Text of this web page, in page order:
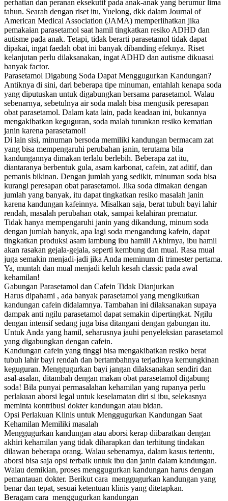
perhatian dan peranan eksekutif pada anak-anak yang berumur lima
tahun. Searah dengan riset itu, Yuelong, dkk dalam Journal of
American Medical Association (JAMA) memperlihatkan jika
pemakaian parasetamol saat hamil tingkatkan resiko ADHD dan
autisme pada anak. Tetapi, tidak berarti parasetamol tidak dapat
dipakai, ingat faedah obat ini banyak dibanding efeknya. Riset
kelanjutan perlu dilaksanakan, ingat ADHD dan autisme dikuasai
banyak factor.
Parasetamol Digabung Soda Dapat Menggugurkan Kandungan?
Antiknya di sini, dari beberapa tipe minuman, entahlah kenapa soda
yang diputuskan untuk digabungkan bersama parasetamol. Walau
sebenarnya, sebetulnya air soda malah bisa mengusik peresapan
obat parasetamol. Dalam kata lain, pada keadaan ini, bukannya
mengakibatkan keguguran, soda malah turunkan resiko kematian
janin karena parasetamol!
Di lain sisi, minuman bersoda memiliki kandungan bermacam zat
yang bisa mempengaruhi perubahan janin, terutama bila
kandungannya dimakan terlalu berlebih. Beberapa zat itu,
diantaranya berbentuk gula, asam karbonat, cafein, zat aditif, dan
pemanis bikinan. Dengan jumlah yang sedikit, minuman soda bisa
kurangi peresapan obat parasetamol. Jika soda dimakan dengan
jumlah yang banyak, itu dapat tingkatkan resiko masalah janin
karena kandungan kafeinnya. Misalkan saja, berat tubuh bayi lahir
rendah, masalah perubahan otak, sampai kelahiran prematur.
Tidak hanya mempengaruhi janin yang dikandung, minum soda
dengan jumlah banyak, apa lagi soda mengandung kafein, dapat
tingkatkan produksi asam lambung ibu hamil! Akhirnya, ibu hamil
akan rasakan gejala-gejala, seperti kembung dan mual. Rasa mual
juga semakin menjadi-jadi jika Anda meminum di trimester pertama.
Ya, muntah dan mual menjadi keluh kesah classic pada awal
kehamilan!
Gabungan Parasetamol dan Cafein Tidak Dianjurkan
Harus dipahami , ada banyak parasetamol yang mengikutkan
kandungan cafein didalamnya. Tambahan ini dilaksanakan supaya
dampak anti ngilu parasetamol dapat semakin dipertingkat. Ngilu
dengan intensif sedang juga bisa ditangani dengan gabungan itu.
Untuk Anda yang hamil, seharusnya jauhi penyeleksian parasetamol
yang digabungkan dengan cafein.
Kandungan cafein yang tinggi bisa mengakibatkan resiko berat
tubuh lahir bayi rendah dan bertambahnya terjadinya kemungkinan
keguguran. Menggugurkan bayi jangan dilaksanakan sendiri dan
asal-asalan, ditambah dengan makan obat parasetamol digabung
soda! Bila punyai permasalahan kehamilan yang rupanya perlu
perlakuan aborsi legal untuk keselamatan diri si ibu, selekasnya
meminta kontribusi dokter kandungan atau bidan.
Opsi Perlakuan Klinis untuk Menggugurkan Kandungan Saat
Kehamilan Memiliki masalah
Menggugurkan kandungan atau aborsi kerap diibaratkan dengan
akhiri kehamilan yang tidak diharapkan dan terhitung tindakan
dilawan beberapa orang. Walau sebenarnya, dalam kasus tertentu,
aborsi bisa saja opsi terbaik untuk ibu dan janin dalam kandungan.
Walau demikian, proses menggugurkan kandungan harus dengan
pemantauan dokter. Berikut cara menggugurkan kandungan yang
benar dan tepat, sesuai ketentuan klinis yang ditetapkan.
Beragam cara menggugurkan kandungan